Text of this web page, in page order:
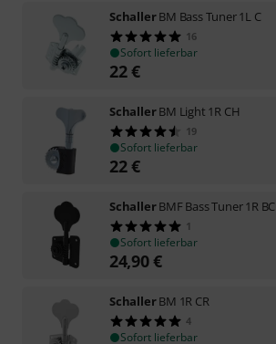
SchallerBM Bass Tuner 1L C
16
Sofort lieferbar
22€
SchallerBM Light 1R CH
19
Sofort lieferbar
22€
SchallerBMF Bass Tuner 1R BC
1
Sofort lieferbar
24,90€
SchallerBM 1R CR
4
Sofort lieferbar